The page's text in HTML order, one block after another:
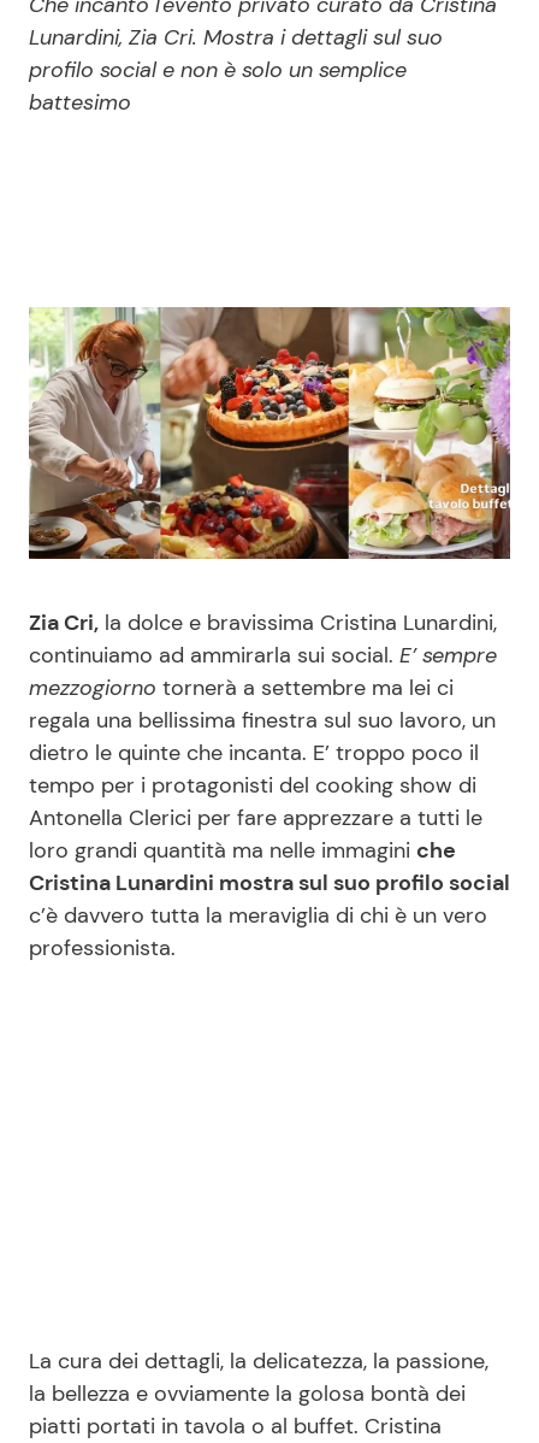
Politica Reality e Talent
Soap Opera
News Spettacolo
Benessere
Casa
Moda e Style
Mondo Mamma
News benessere
Salute
Viaggi e Turismo
Festività
Cucina e Ricette
Consigli di Cucina
Dolci
Le Ricette in TV
Primi Piatti
Ricette Facili e Veloci
Ricette Feste
Ricette per Bambini
Privacy Policy
Lunardini, Zia Cri. Mostra i dettagli sul suo
profilo social e non è solo un semplice
battesimo
Zia Cri, la dolce e bravissima Cristina Lunardini,
continuiamo ad ammirarla sui social. E’ sempre
mezzogiorno tornerà a settembre ma lei ci
regala una bellissima finestra sul suo lavoro, un
dietro le quinte che incanta. E’ troppo poco il
tempo per i protagonisti del cooking show di
Antonella Clerici per fare apprezzare a tutti le
loro grandi quantità ma nelle immagini che
Cristina Lunardini mostra sul suo profilo social
c’è davvero tutta la meraviglia di chi è un vero
professionista.
La cura dei dettagli, la delicatezza, la passione,
la bellezza e ovviamente la golosa bontà dei
piatti portati in tavola o al buffet. Cristina